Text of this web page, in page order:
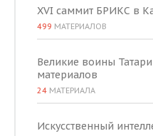
XVI саммит БРИКС в
499 МАТЕРИАЛОВ
Великие воины
материалов
24 МАТЕРИАЛА
Искусственный